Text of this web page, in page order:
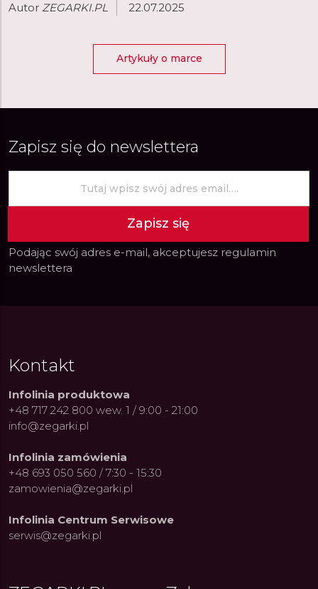
i Dostępny Luksus z
kolarskich pasji do ikonicznych
Autor ZEGARKI.PL 22.07.2025
Artykuły o marce
Zapisz się do newslettera
Zapisz się
Podając swój adres e-mail, akceptujesz regulamin
newslettera
Kontakt
Infolinia produktowa
+48 717 242 800 wew. 1 / 9:00 - 21:00
info@zegarki.pl
Infolinia zamówienia
+48 693 050 560 / 7:30 - 15:30
zamowienia@zegarki.pl
Infolinia Centrum Serwisowe
serwis@zegarki.pl